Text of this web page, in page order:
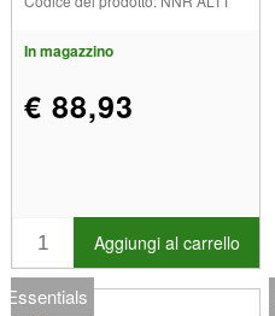
In magazzino
€ 88,93
Aggiungi al carrello
Essentials